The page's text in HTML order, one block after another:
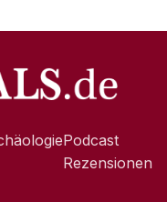
Podcast
Rezensionen